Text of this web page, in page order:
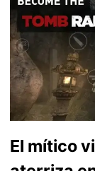
El mítico